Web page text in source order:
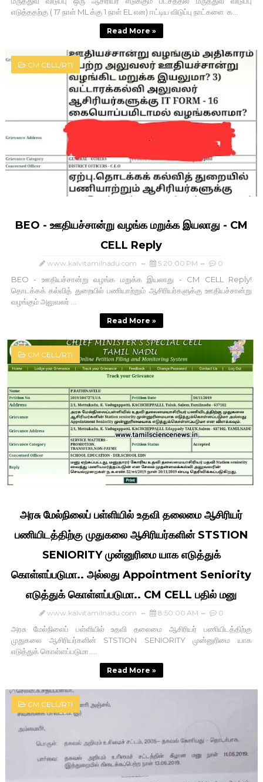
எடுத்ததற்கு ( 17 நாள் ML க்கு 1 நாள் EL என) ஈட்டிய விடுப்பு நாட்களை க...
Read More »
CM CELL/RTI
BEO - ஊதியச்சான்று வழங்க மறுக்க இயலாது - CM
CELL Reply
www.kalvitamilnadu.com 5:20:00 PM 0
BEO - ஊதியச்சான்று வழங்க மறுக்க இயலாது - CM CELL Reply!
தொடக்கக் கல்வித் துறையில் பணியாற்றும் ஆசிரியர்களுக்கு ஊதியச்சான்று
வழங்கும் அலுவலர் ...
Read More »
CM CELL/RTI
அரசு மேல்நிலைப் பள்ளியில் உதவி தலைமை ஆசிரியர்
பணியிடத்திற்கு முதுகலை ஆசிரியர்களின் STSTION
SENIORITY முன்னுரிமை யாக எடுத்துக்
கொள்ளப்படுமா.. அல்லது Appointment Seniority
எடுத்துக் கொள்ளப்படுமா.. CM CELL பதில் மனு
www.kalvitamilnadu.com 8:50:00 AM 0
அரசு மேல்நிலைப் பள்ளியில் உதவி தலைமை ஆசிரியர் பணியிடத்திற்கு
முதுகலை ஆசிரியர்களின் STSTION SENIORITY முன்னுரிமை யாக
எடுத்துக் கொள்ளப்படுமா.....
Read More »
CM CELL/RTI